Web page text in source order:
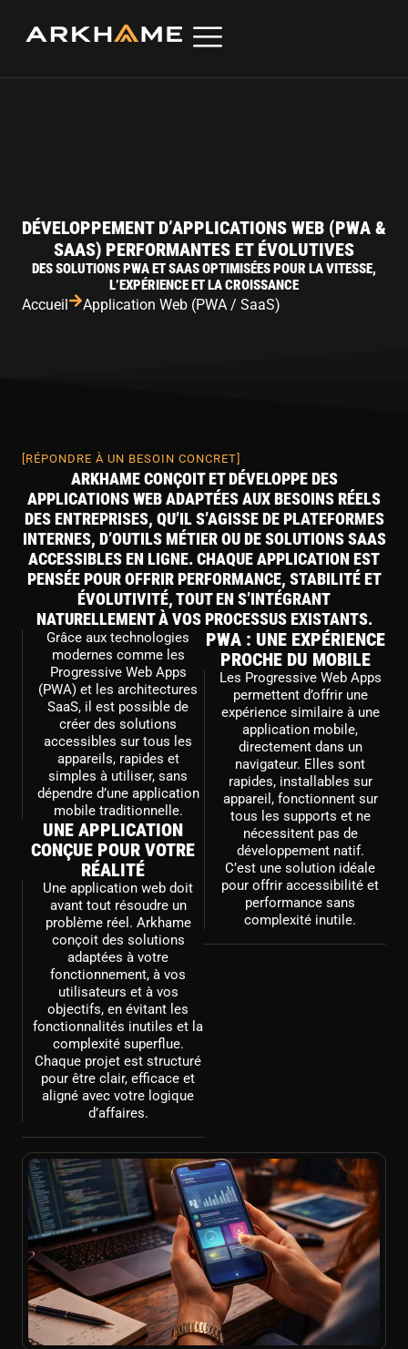
DÉVELOPPEMENT D’APPLICATIONS WEB (PWA &
SAAS) PERFORMANTES ET ÉVOLUTIVES
DES SOLUTIONS PWA ET SAAS OPTIMISÉES POUR LA VITESSE,
L’EXPÉRIENCE ET LA CROISSANCE
Accueil Application Web (PWA / SaaS)
[RÉPONDRE À UN BESOIN CONCRET]
ARKHAME CONÇOIT ET DÉVELOPPE DES
APPLICATIONS WEB ADAPTÉES AUX BESOINS RÉELS
DES ENTREPRISES, QU’IL S’AGISSE DE PLATEFORMES
INTERNES, D’OUTILS MÉTIER OU DE SOLUTIONS SAAS
ACCESSIBLES EN LIGNE. CHAQUE APPLICATION EST
PENSÉE POUR OFFRIR PERFORMANCE, STABILITÉ ET
ÉVOLUTIVITÉ, TOUT EN S’INTÉGRANT
NATURELLEMENT À VOS PROCESSUS EXISTANTS.
Grâce aux technologies
modernes comme les
Progressive Web Apps
(PWA) et les architectures
SaaS, il est possible de
créer des solutions
accessibles sur tous les
appareils, rapides et
simples à utiliser, sans
dépendre d’une application
mobile traditionnelle.
UNE APPLICATION
CONÇUE POUR VOTRE
RÉALITÉ
Une application web doit
avant tout résoudre un
problème réel. Arkhame
conçoit des solutions
adaptées à votre
fonctionnement, à vos
utilisateurs et à vos
objectifs, en évitant les
fonctionnalités inutiles et la
complexité superflue.
Chaque projet est structuré
pour être clair, efficace et
aligné avec votre logique
d’affaires.
PWA : UNE EXPÉRIENCE
PROCHE DU MOBILE
Les Progressive Web Apps
permettent d’offrir une
expérience similaire à une
application mobile,
directement dans un
navigateur. Elles sont
rapides, installables sur
appareil, fonctionnent sur
tous les supports et ne
nécessitent pas de
développement natif.
C’est une solution idéale
pour offrir accessibilité et
performance sans
complexité inutile.